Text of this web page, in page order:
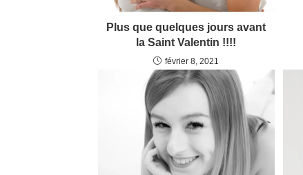
Plus que quelques jours avant
la Saint Valentin !!!!
février 8, 2021